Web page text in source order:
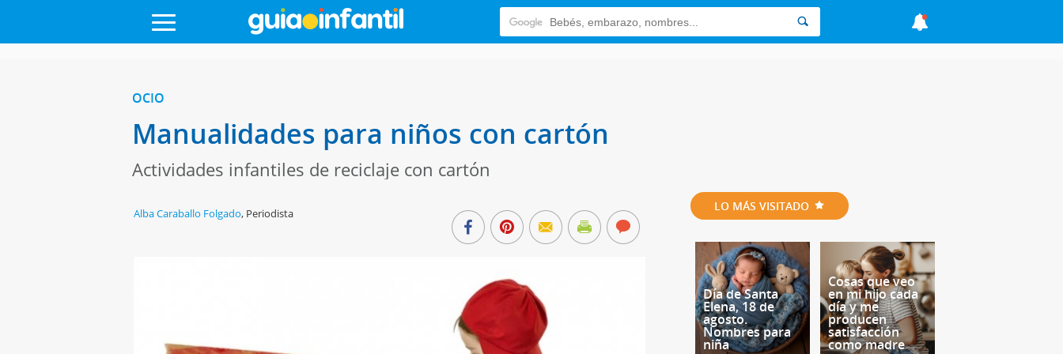
OCIO
Manualidades para niños con cartón
Actividades infantiles de reciclaje con cartón
Alba Caraballo Folgado, Periodista LO MÁS VISITADO
Día de Santa
Elena, 18 de
agosto.
Nombres para
niña
Cosas que veo
en mi hijo cada
día y me
producen
satisfacción
como madre